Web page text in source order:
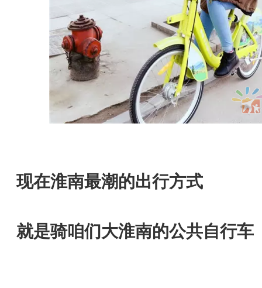
现在淮南最潮的出行方式
就是骑咱们大淮南的公共自行车